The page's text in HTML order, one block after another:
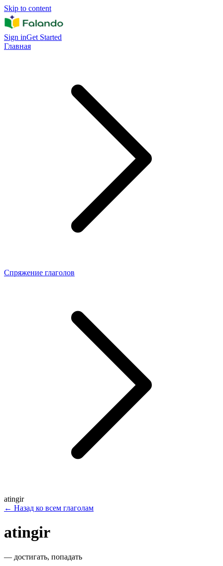
Skip to content
Sign inGet Started
Главная
Спряжение глаголов
atingir
← Назад ко всем глаголам
atingir
— достигать, попадать